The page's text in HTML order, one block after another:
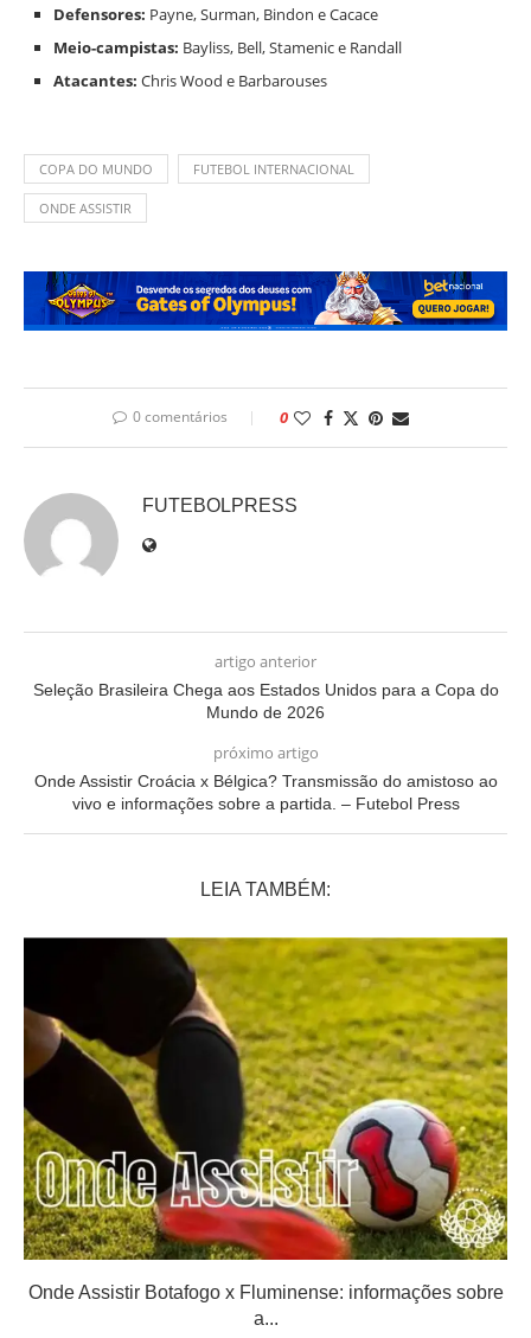
Defensores: Payne, Surman, Bindon e Cacace
Meio-campistas: Bayliss, Bell, Stamenic e Randall
Atacantes: Chris Wood e Barbarouses
COPA DO MUNDO FUTEBOL INTERNACIONAL
ONDE ASSISTIR
0 comentários 0
FUTEBOLPRESS
artigo anterior
Seleção Brasileira Chega aos Estados Unidos para a Copa do
Mundo de 2026
próximo artigo
Onde Assistir Croácia x Bélgica? Transmissão do amistoso ao
vivo e informações sobre a partida. – Futebol Press
LEIA TAMBÉM:
Onde Assistir Botafogo x Fluminense: informações sobre
a...